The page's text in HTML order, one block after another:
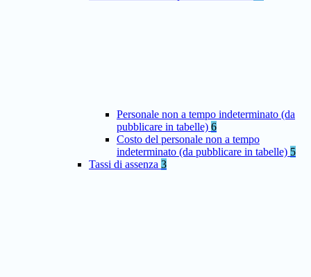
Personale non a tempo indeterminato (da
pubblicare in tabelle) 6
Costo del personale non a tempo
indeterminato (da pubblicare in tabelle) 5
Tassi di assenza 3